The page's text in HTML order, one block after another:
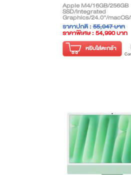
Apple M4/16GB/256GB
SSD/Integrated
Graphics/24.0"/
ราคาปกติ :55,047 บาท
ราคาพิเศษ : 54,990 บาท
( ราคาไม่รวมภาษี )
หยิบใส่ตะกร้า